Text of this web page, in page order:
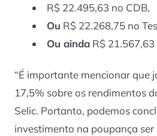
R$ 22.495,63 no CDB,
Ou R$ 22.268,75 no
Ou aindaR$ 21.567,63
“É importante mencionar que
17,5% sobre os rendimentos
Selic. Portanto, podemos
investimento na poupança ser